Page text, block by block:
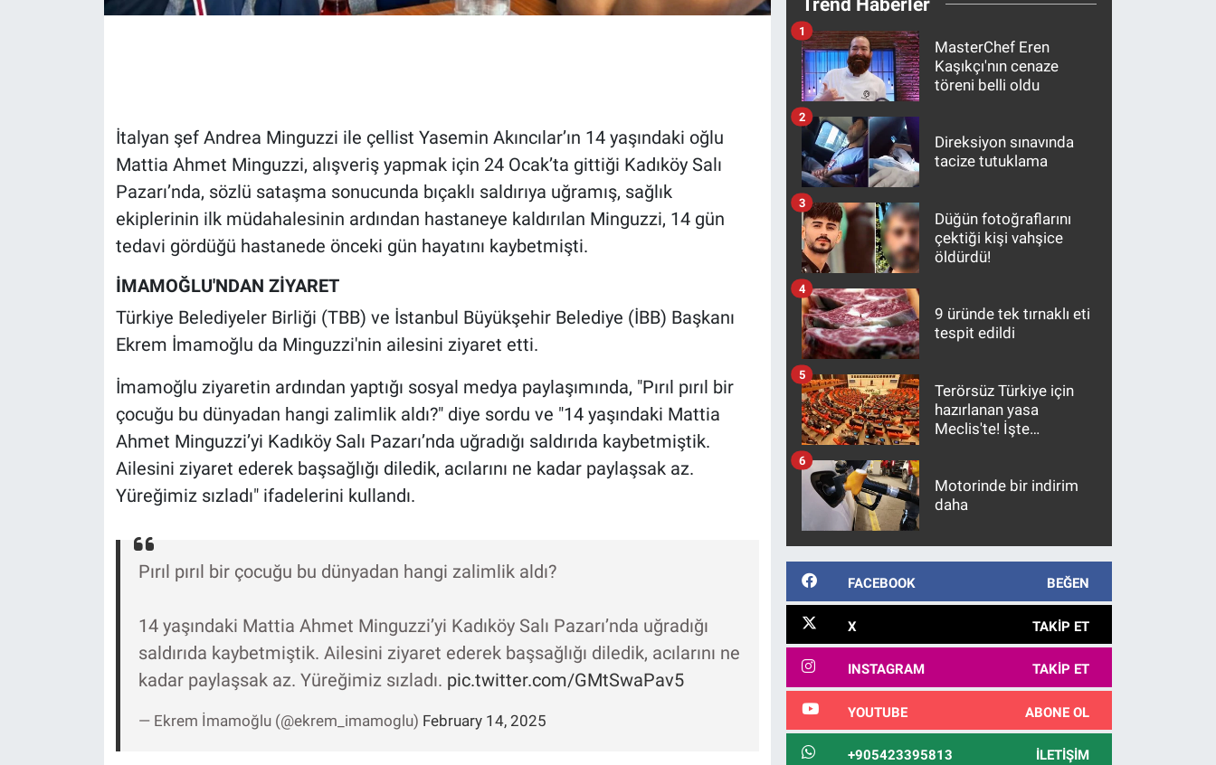
İtalyan şef Andrea Minguzzi ile çellist Yasemin Akıncılar’ın 14 yaşındaki oğlu
Mattia Ahmet Minguzzi, alışveriş yapmak için 24 Ocak’ta gittiği Kadıköy Salı
Pazarı’nda, sözlü sataşma sonucunda bıçaklı saldırıya uğramış, sağlık
ekiplerinin ilk müdahalesinin ardından hastaneye kaldırılan Minguzzi, 14 gün
tedavi gördüğü hastanede önceki gün hayatını kaybetmişti.
İMAMOĞLU'NDAN ZİYARET
Türkiye Belediyeler Birliği (TBB) ve İstanbul Büyükşehir Belediye (İBB) Başkanı
Ekrem İmamoğlu da Minguzzi'nin ailesini ziyaret etti.
İmamoğlu ziyaretin ardından yaptığı sosyal medya paylaşımında, "Pırıl pırıl bir
çocuğu bu dünyadan hangi zalimlik aldı?" diye sordu ve "14 yaşındaki Mattia
Ahmet Minguzzi’yi Kadıköy Salı Pazarı’nda uğradığı saldırıda kaybetmiştik.
Ailesini ziyaret ederek başsağlığı diledik, acılarını ne kadar paylaşsak az.
Yüreğimiz sızladı" ifadelerini kullandı.
Pırıl pırıl bir çocuğu bu dünyadan hangi zalimlik aldı?
14 yaşındaki Mattia Ahmet Minguzzi’yi Kadıköy Salı Pazarı’nda uğradığı
saldırıda kaybetmiştik. Ailesini ziyaret ederek başsağlığı diledik, acılarını ne
kadar paylaşsak az. Yüreğimiz sızladı. pic.twitter.com/GMtSwaPav5
— Ekrem İmamoğlu (@ekrem_imamoglu) February 14, 2025
MasterChef Eren
Kaşıkçı'nın cenaze
töreni belli oldu
1
Direksiyon sınavında
tacize tutuklama
2
Düğün fotoğraflarını
çektiği kişi vahşice
öldürdü!
3
9 üründe tek tırnaklı eti
tespit edildi
4
Terörsüz Türkiye için
hazırlanan yasa
Meclis'te! İşte
5
Motorinde bir indirim
daha
6
FACEBOOK BEĞEN
X TAKIP ET
INSTAGRAM TAKIP ET
YOUTUBE ABONE OL
+905423395813 İLETIŞIM
Koronavirüs
Kültür Sanat
Programlar
Türkiye'nin Geleceği